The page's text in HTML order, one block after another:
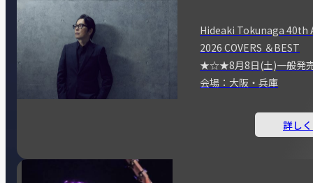
Hideaki Tokunaga 40th
2026 COVERS ＆BEST
★☆★8月8日(土)一般
会場：大阪・兵庫
詳し